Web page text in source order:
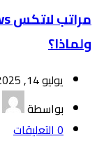
ولماذا؟
يوليو 14, 2025
بواسطة
0التعليقات